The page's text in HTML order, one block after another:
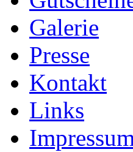
Galerie
Presse
Kontakt
Links